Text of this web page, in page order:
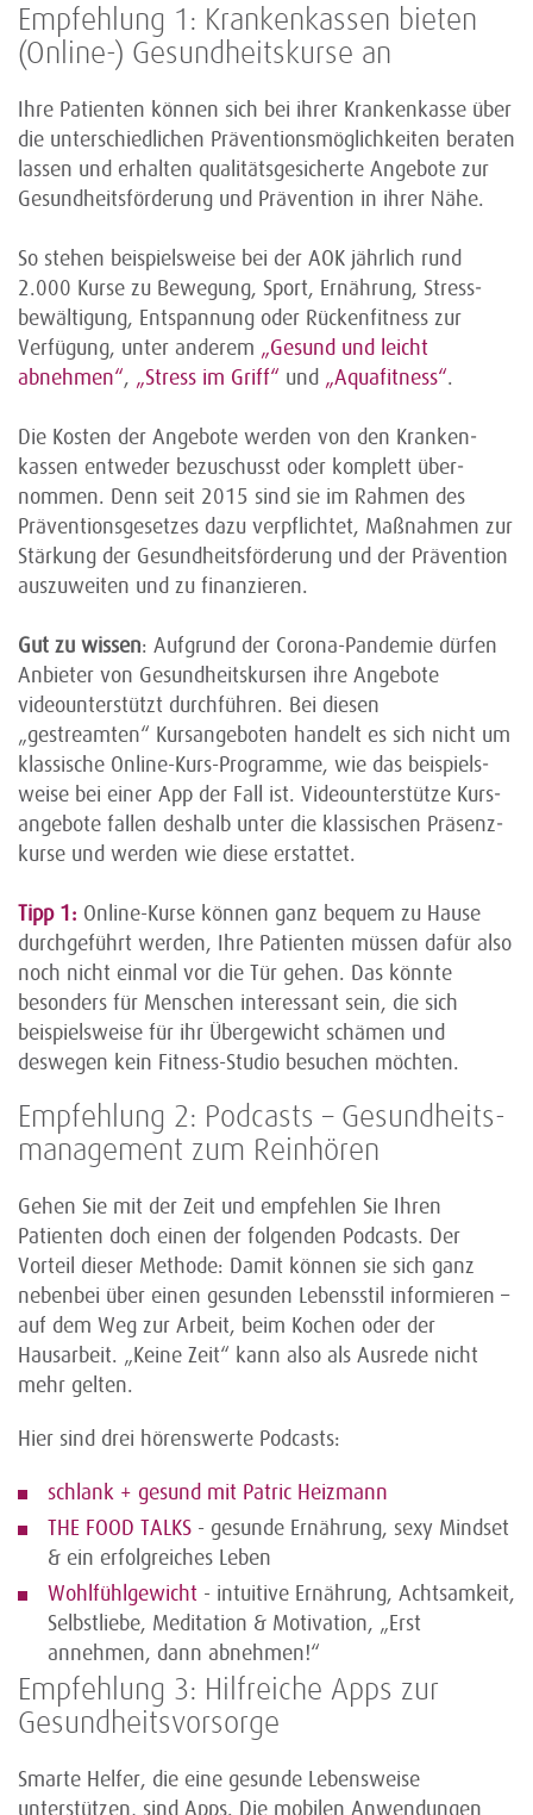
Empfehlung 1: Krankenkassen bieten
(Online-) Gesundheitskurse an
Ihre Patienten können sich bei ihrer Kranken­kasse über
die unter­schiedlichen Präventions­möglich­keiten beraten
lassen und erhalten qualitäts­gesicherte Angebote zur
Gesund­heits­förderung und Prävention in ihrer Nähe.
So stehen beispiels­weise bei der AOK jährlich rund
2.000 Kurse zu Bewegung, Sport, Ernährung, Stress­
bewälti­gung, Ent­spannung oder Rücken­fitness zur
Verfügung, unter anderem „Gesund und leicht
abnehmen“, „Stress im Griff“ und „Aquafitness“.
Die Kosten der Angebote werden von den Kranken­
kassen entweder bezu­schusst oder komplett über­
nommen. Denn seit 2015 sind sie im Rahmen des
Präven­tions­gesetzes dazu verpflichtet, Maß­nahmen zur
Stärkung der Gesund­heits­förderung und der Prävention
auszuweiten und zu finanzieren.
Gut zu wissen: Aufgrund der Corona-Pandemie dürfen
Anbieter von Gesund­heits­kursen ihre Angebote
videounterstützt durchführen. Bei diesen
„gestreamten“ Kurs­angeboten handelt es sich nicht um
klassische Online-Kurs-Programme, wie das beispiels­
weise bei einer App der Fall ist. Video­unterstütze Kurs­
angebote fallen deshalb unter die klassischen Präsenz­
kurse und werden wie diese erstattet.
Tipp 1: Online-Kurse können ganz bequem zu Hause
durch­geführt werden, Ihre Patienten müssen dafür also
noch nicht einmal vor die Tür gehen. Das könnte
besonders für Menschen interessant sein, die sich
beispiels­weise für ihr Über­gewicht schämen und
deswegen kein Fitness-Studio besuchen möchten.
Empfehlung 2: Podcasts – Gesundheits­
management zum Reinhören
Gehen Sie mit der Zeit und empfehlen Sie Ihren
Patienten doch einen der folgenden Podcasts. Der
Vorteil dieser Methode: Damit können sie sich ganz
nebenbei über einen gesunden Lebensstil informieren –
auf dem Weg zur Arbeit, beim Kochen oder der
Hausarbeit. „Keine Zeit“ kann also als Ausrede nicht
mehr gelten.
Hier sind drei hörenswerte Podcasts:
schlank + gesund mit Patric Heizmann
THE FOOD TALKS - gesunde Ernährung, sexy Mindset
& ein erfolgreiches Leben
Wohlfühlgewicht - intuitive Ernährung, Achtsamkeit,
Selbstliebe, Meditation & Motivation, „Erst
annehmen, dann abnehmen!“
Empfehlung 3: Hilfreiche Apps zur
Gesundheitsvorsorge
Smarte Helfer, die eine gesunde Lebens­weise
unterstützen, sind Apps. Die mobilen Anwendungen